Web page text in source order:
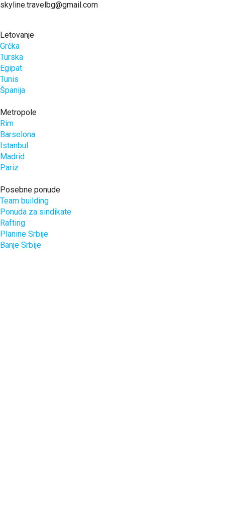
skyline.travelbg@gmail.com
Letovanje
Grčka
Turska
Egipat
Tunis
Španija
Metropole
Rim
Barselona
Istanbul
Madrid
Pariz
Posebne ponude
Team building
Ponuda za sindikate
Rafting
Planine Srbije
Banje Srbije